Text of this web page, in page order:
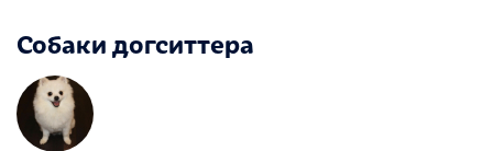
Собаки догситтера